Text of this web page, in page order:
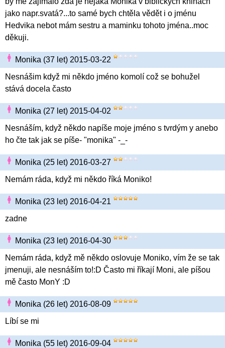
jako napr.svatá?...to samé bych chtěla vědět i o jménu
Hedvika nebot mám sestru a maminku tohoto jména..moc
děkuji.
Monika (37 let) 2015-03-22
Nesnášim když mi někdo jméno komolí což se bohužel
stává docela často
Monika (27 let) 2015-04-02
Nesnáším, když někdo napíše moje jméno s tvrdým y anebo
ho čte tak jak se píše- "monika" -_-
Monika (25 let) 2016-03-27
Nemám ráda, když mi někdo říká Moniko!
Monika (23 let) 2016-04-21
zadne
Monika (23 let) 2016-04-30
Nemám ráda, když mě někdo oslovuje Moniko, vím že se tak
jmenuji, ale nesnáším to!:D Často mi říkají Moni, ale píšou
mě často MonY :D
Monika (26 let) 2016-08-09
Líbí se mi
Monika (55 let) 2016-09-04